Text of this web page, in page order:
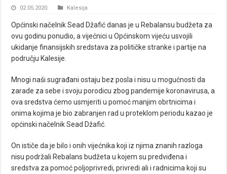
02.05.2020. Kalesija
Općinski načelnik Sead Džafić danas je u Rebalansu budžeta za
ovu godinu ponudio, a vijećnici u Općinskom vijeću usvojili
ukidanje finansijskih sredstava za političke stranke i partije na
području Kalesije.
Mnogi naši sugrađani ostaju bez posla i nisu u mogućnosti da
zarade za sebe i svoju porodicu zbog pandemije koronavirusa, a
ova sredstva ćemo usmjeriti u pomoć manjim obrtnicima i
onima kojima je bio zabranjen rad u proteklom periodu kazao je
općinski načelnik Sead Džafić.
On ističe da je bilo i onih vijećnika koji iz njima znanih razloga
nisu podržali Rebalans budžeta u kojem su predviđena i
sredstva za pomoć poljoprivredi, privredi ali i radnicima koji su